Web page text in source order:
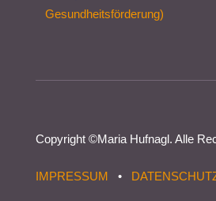
Gesundheitsförderung)
Copyright ©Maria Hufnagl. Alle
IMPRESSUM •